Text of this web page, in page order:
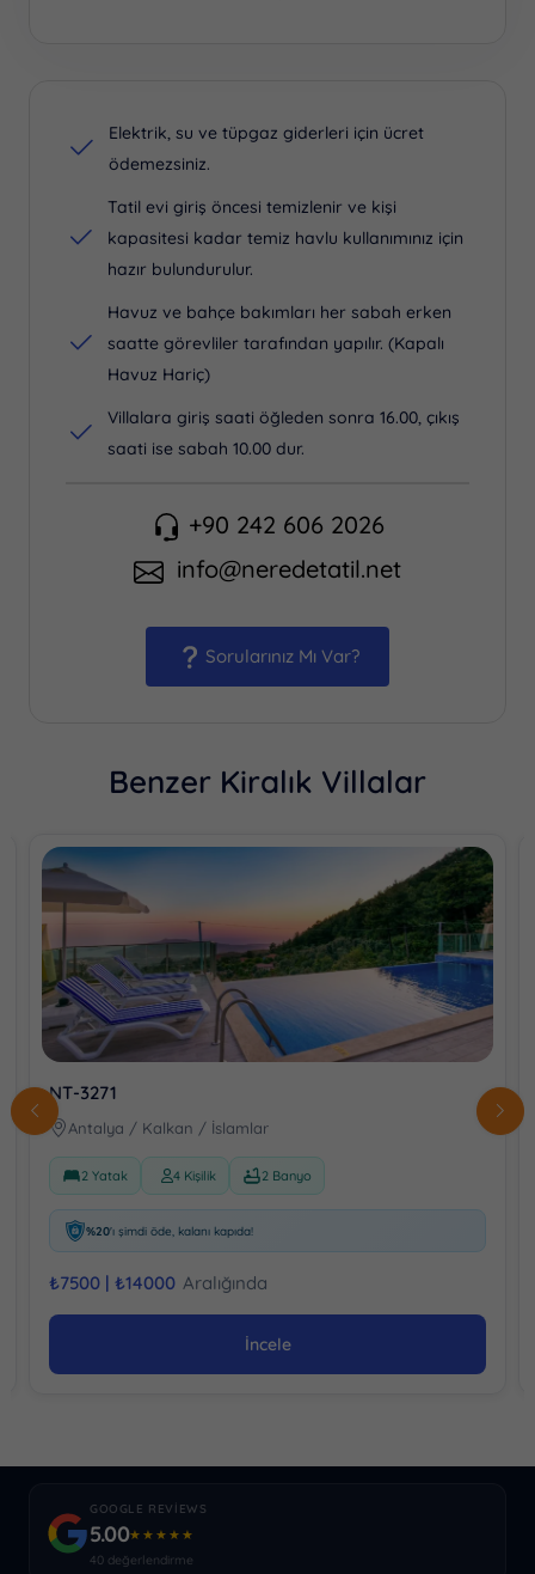
Elektrik, su ve tüpgaz giderleri için ücret
ödemezsiniz.
Tatil evi giriş öncesi temizlenir ve kişi
kapasitesi kadar temiz havlu kullanımınız için
hazır bulundurulur.
Havuz ve bahçe bakımları her sabah erken
saatte görevliler tarafından yapılır. (Kapalı
Havuz Hariç)
Villalara giriş saati öğleden sonra 16.00, çıkış
saati ise sabah 10.00 dur.
+90 242 606 2026
info@neredetatil.net
Sorularınız Mı Var?
Benzer Kiralık Villalar
NT-3271
Antalya / Kalkan / İslamlar
2 Yatak 4 Kişilik 2 Banyo
%20'ı şimdi öde, kalanı kapıda!
₺7500 | ₺14000 Aralığında
İncele
GOOGLE REVIEWS
5.00★★★★★
40 değerlendirme